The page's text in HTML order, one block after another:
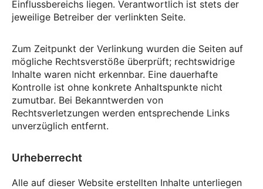
Einflussbereichs liegen. Verantwortlich ist stets der
jeweilige Betreiber der verlinkten Seite.
Zum Zeitpunkt der Verlinkung wurden die Seiten auf
mögliche Rechtsverstöße überprüft; rechtswidrige
Inhalte waren nicht erkennbar. Eine dauerhafte
Kontrolle ist ohne konkrete Anhaltspunkte nicht
zumutbar. Bei Bekanntwerden von
Rechtsverletzungen werden entsprechende Links
unverzüglich entfernt.
Urheberrecht
Alle auf dieser Website erstellten Inhalte unterliegen